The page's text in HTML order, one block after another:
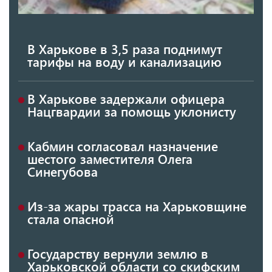
В Харькове в 3,5 раза поднимут
тарифы на воду и канализацию
В Харькове задержали офицера
Нацгвардии за помощь уклонисту
Кабмин согласовал назначение
шестого заместителя Олега
Синегубова
Из-за жары трасса на Харьковщине
стала опасной
Государству вернули землю в
Харьковской области со скифским